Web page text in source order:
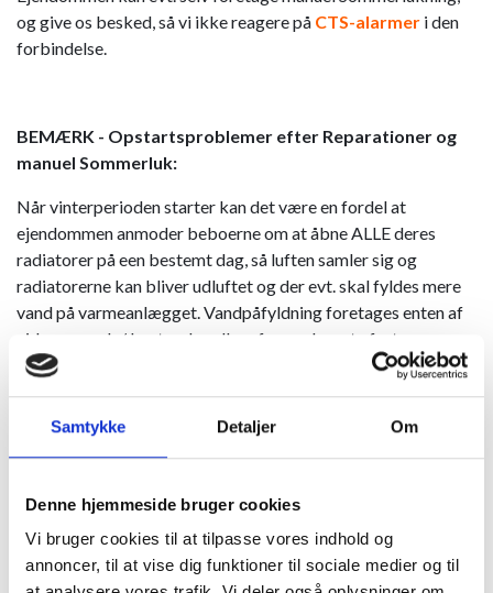
Samtykke Detaljer Om
Denne hjemmeside bruger cookies
Vi bruger cookies til at tilpasse vores indhold og
annoncer, til at vise dig funktioner til sociale medier og til
og give os besked, så vi ikke reagere på CTS-alarmer i den
forbindelse.
BEMÆRK - Opstartsproblemer efter Reparationer og
manuel Sommerluk:
Når vinterperioden starter kan det være en fordel at
ejendommen anmoder beboerne om at åbne ALLE deres
radiatorer på een bestemt dag, så luften samler sig og
radiatorerne kan bliver udluftet og der evt. skal fyldes mere
vand på varmeanlægget. Vandpåfyldning foretages enten af
ejd. personale/ bestyrelse eller af os ved næste faste
månedsrundering.
reparationer, kan der ofte være varmeproblemer, se
procedure forOpstart af varme og Radiatorudluftningi
under Gode Energi Råd.​
MEC-VAK modeller - er justeret primo 2016 - se info her: